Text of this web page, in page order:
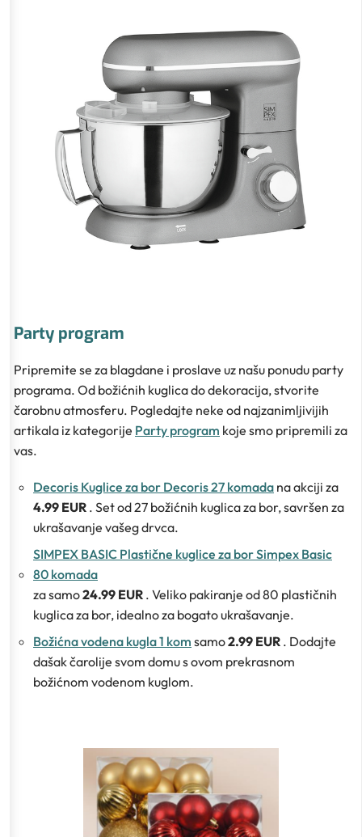
Party program
Pripremite se za blagdane i proslave uz našu ponudu party
programa. Od božićnih kuglica do dekoracija, stvorite
čarobnu atmosferu. Pogledajte neke od najzanimljivijih
artikala iz kategorije Party program koje smo pripremili za
vas.
Decoris Kuglice za bor Decoris 27 komada na akciji za
4.99 EUR . Set od 27 božićnih kuglica za bor, savršen za
ukrašavanje vašeg drvca.
SIMPEX BASIC Plastične kuglice za bor Simpex Basic
80 komada
za samo24.99 EUR . Veliko pakiranje od 80 plastičnih
kuglica za bor, idealno za bogato ukrašavanje.
Božićna vodena kugla 1 kom samo2.99 EUR . Dodajte
dašak čarolije svom domu s ovom prekrasnom
božićnom vodenom kuglom.